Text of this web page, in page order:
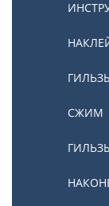
СЖИМ